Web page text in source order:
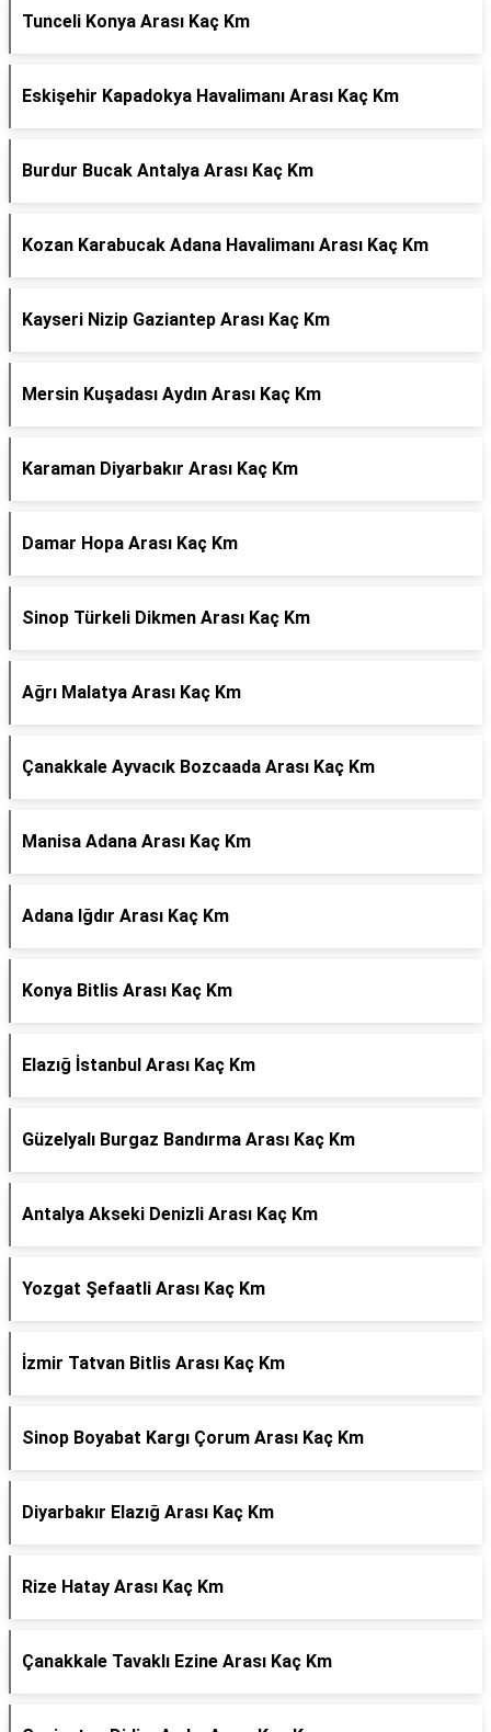
Tunceli Konya Arası Kaç Km
Eskişehir Kapadokya Havalimanı Arası Kaç Km
Burdur Bucak Antalya Arası Kaç Km
Kozan Karabucak Adana Havalimanı Arası Kaç Km
Kayseri Nizip Gaziantep Arası Kaç Km
Mersin Kuşadası Aydın Arası Kaç Km
Karaman Diyarbakır Arası Kaç Km
Damar Hopa Arası Kaç Km
Sinop Türkeli Dikmen Arası Kaç Km
Ağrı Malatya Arası Kaç Km
Çanakkale Ayvacık Bozcaada Arası Kaç Km
Manisa Adana Arası Kaç Km
Adana Iğdır Arası Kaç Km
Konya Bitlis Arası Kaç Km
Elazığ İstanbul Arası Kaç Km
Güzelyalı Burgaz Bandırma Arası Kaç Km
Antalya Akseki Denizli Arası Kaç Km
Yozgat Şefaatli Arası Kaç Km
İzmir Tatvan Bitlis Arası Kaç Km
Sinop Boyabat Kargı Çorum Arası Kaç Km
Diyarbakır Elazığ Arası Kaç Km
Rize Hatay Arası Kaç Km
Çanakkale Tavaklı Ezine Arası Kaç Km